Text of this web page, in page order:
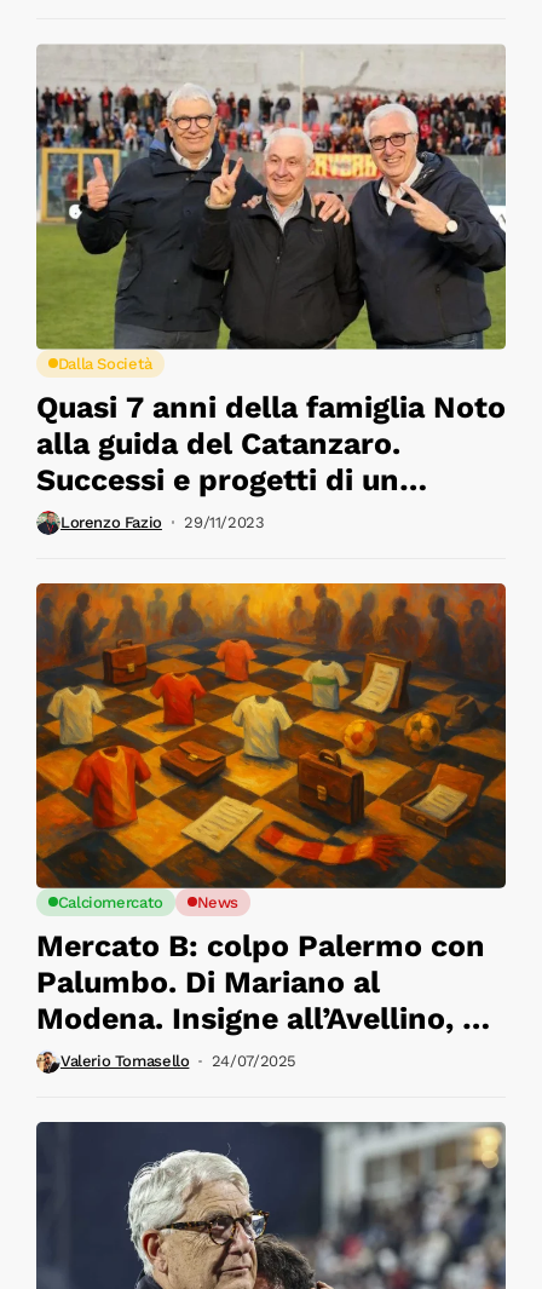
Dalla Società
Quasi 7 anni della famiglia Noto
alla guida del Catanzaro.
Successi e progetti di un
grande gruppo
Lorenzo Fazio 29/11/2023
Calciomercato News
Mercato B: colpo Palermo con
Palumbo. Di Mariano al
Modena. Insigne all’Avellino, ci
siamo
Valerio Tomasello 24/07/2025